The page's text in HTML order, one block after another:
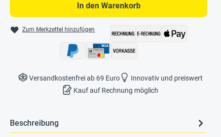
In den Warenkorb
Zum Merkzettel hinzufügen
Versandkostenfrei ab 69 Euro
Innovativ und preiswert
Kauf auf Rechnung möglich
Beschreibung